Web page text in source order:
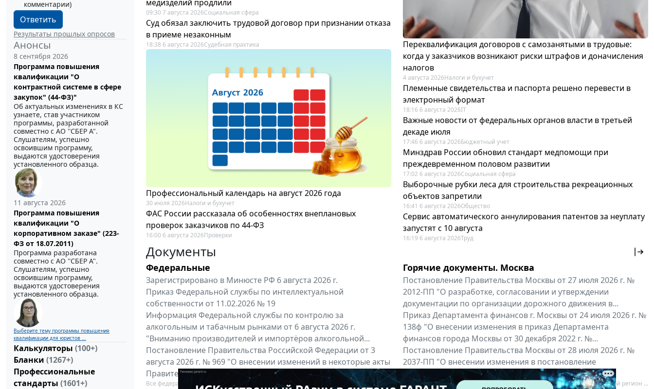
комментарии)
Ответить
Результаты прошлых опросов
Анонсы
8 сентября 2026
Программа повышения
квалификации "О
контрактной системе в сфере
закупок" (44-ФЗ)"
Об актуальных изменениях в КС
узнаете, став участником
программы, разработанной
совместно с АО ''СБЕР А".
Слушателям, успешно
освоившим программу,
выдаются удостоверения
установленного образца.
11 августа 2026
Программа повышения
квалификации "О
корпоративном заказе" (223-
ФЗ от 18.07.2011)
Программа разработана
совместно с АО ''СБЕР А".
Слушателям, успешно
освоившим программу,
выдаются удостоверения
установленного образца.
Выберите тему программы повышения
квалификации для юристов ...
Калькуляторы (100+)
Бланки (1267+)
Профессиональные
стандарты (1601+)
медизделий продлили
09:30 7 августа 2026Социальная сфера
Суд обязал заключить трудовой договор при признании отказа
в приеме незаконным
18:38 6 августа 2026Судебная практика
Профессиональный календарь на август 2026 года
30 июля 2026Налоги и бухучет
ФАС России рассказала об особенностях внеплановых
проверок заказчиков по 44-ФЗ
16:00 6 августа 2026Проверки
Переквалификация договоров с самозанятыми в трудовые:
когда у заказчиков возникают риски штрафов и доначисления
налогов
4 августа 2026Налоги и бухучет
Племенные свидетельства и паспорта решено перевести в
электронный формат
18:16 6 августа 2026IT
Важные новости от федеральных органов власти в третьей
декаде июля
17:46 6 августа 2026Бюджетный учет
Минздрав России обновил стандарт медпомощи при
преждевременном половом развитии
17:02 6 августа 2026Социальная сфера
Выборочные рубки леса для строительства рекреационных
объектов запретили
16:41 6 августа 2026Общество
Сервис автоматического аннулирования патентов за неуплату
запустят с 10 августа
16:19 6 августа 2026Труд
Документы
Федеральные
Зарегистрировано в Минюсте РФ 6 августа 2026 г.
Приказ Федеральной службы по интеллектуальной
собственности от 11.02.2026 № 19
Информация Федеральной службы по контролю за
алкогольным и табачным рынками от 6 августа 2026 г.
"Вниманию производителей и импортёров алкогольной...
Постановление Правительства Российской Федерации от 3
августа 2026 г. № 969 "О внесении изменений в некоторые акты
Правительства Российской Федерации"
Все федеральные документы
Горячие документы. Москва
Постановление Правительства Москвы от 27 июля 2026 г. №
2012-ПП "О разработке, согласовании и утверждении
документации по организации дорожного движения в...
Приказ Департамента финансов г. Москвы от 24 июля 2026 г. №
138ф "О внесении изменения в приказ Департамента
финансов города Москвы от 30 декабря 2022 г. №...
Постановление Правительства Москвы от 28 июля 2026 г. №
2037-ПП "О внесении изменения в постановление
Правительства Москвы от 26 июля 2011 г. № 334-ПП"
Все региональные документы Мой регион ...